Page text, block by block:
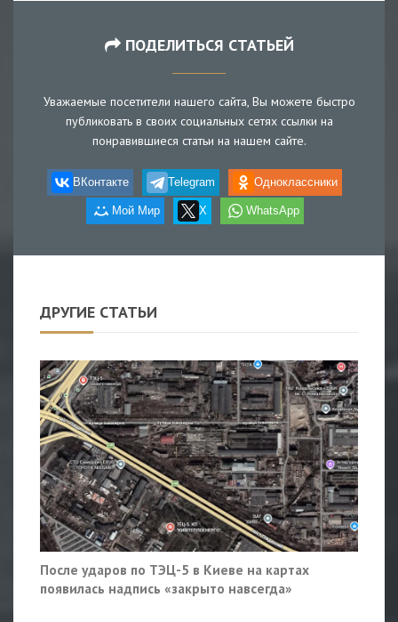
ПОДЕЛИТЬСЯ СТАТЬЕЙ
Уважаемые посетители нашего сайта, Вы можете быстро
публиковать в своих социальных сетях ссылки на
понравившиеся статьи на нашем сайте.
ВКонтакте Telegram Одноклассники
Мой Мир X WhatsApp
ДРУГИЕ СТАТЬИ
После ударов по ТЭЦ-5 в Киеве на картах
появилась надпись «закрыто навсегда»